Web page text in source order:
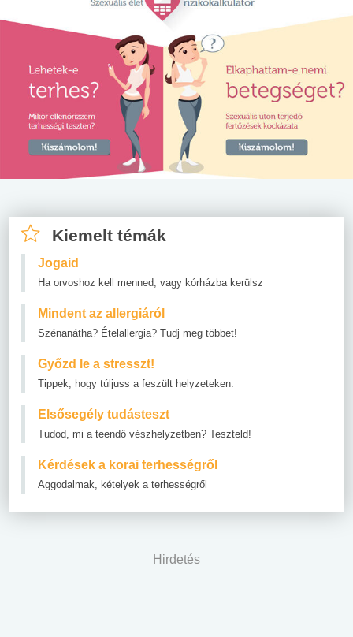
Kiemelt témák
Jogaid
Ha orvoshoz kell menned, vagy kórházba kerülsz
Mindent az allergiáról
Szénanátha? Ételallergia? Tudj meg többet!
Győzd le a stresszt!
Tippek, hogy túljuss a feszült helyzeteken.
Elsősegély tudásteszt
Tudod, mi a teendő vészhelyzetben? Teszteld!
Kérdések a korai terhességről
Aggodalmak, kételyek a terhességről
Hirdetés